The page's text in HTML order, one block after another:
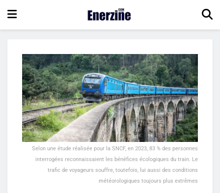
Selon une étude réalisée pour la SNCF, en 2023, 83 % des personnes
interrogées reconnaissaient les bénéfices écologiques du train. Le
trafic de voyageurs souffre, toutefois, lui aussi des conditions
météorologiques toujours plus extrêmes